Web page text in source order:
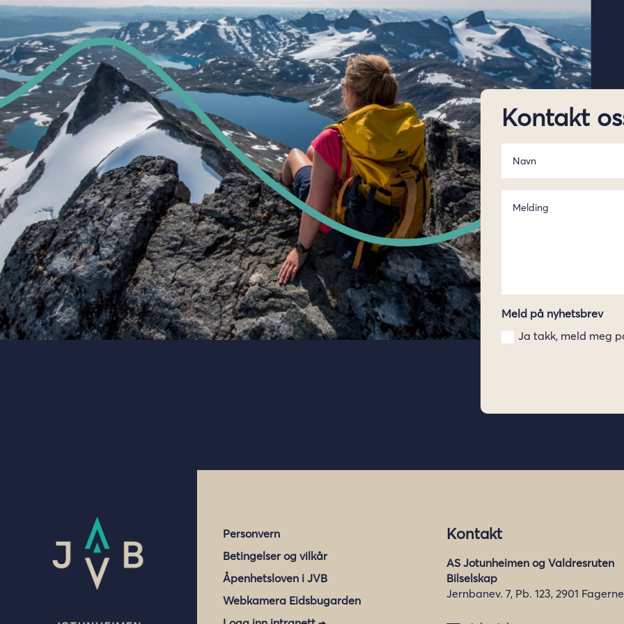
Kontakt
Meld på nyhetsbrev
Ja takk, meld meg
Personvern
Betingelser og vilkår
Åpenhetsloven i JVB
Webkamera Eidsbugarden
Kontakt
AS Jotunheimen og Valdresruten
Bilselskap
Jernbanev. 7, Pb. 123, 2901